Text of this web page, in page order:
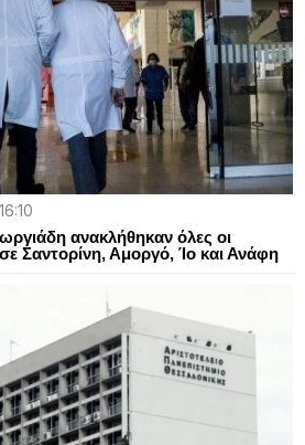
ανακλήθηκαν όλες οι
Σαντορίνη, Αμοργό, Ίο και Ανάφη